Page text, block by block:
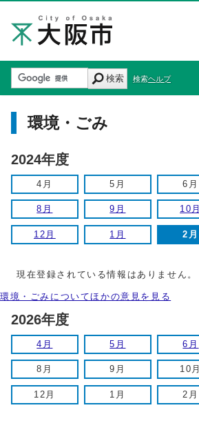
検索 検索ヘルプ
環境・ごみ
2024年度
4月 5月 6月
8月 9月 10月
12月 1月 2月
現在登録されている情報はありません。
環境・ごみについてほかの意見を見る
2026年度
4月 5月 6月
8月 9月 10月
12月 1月 2月